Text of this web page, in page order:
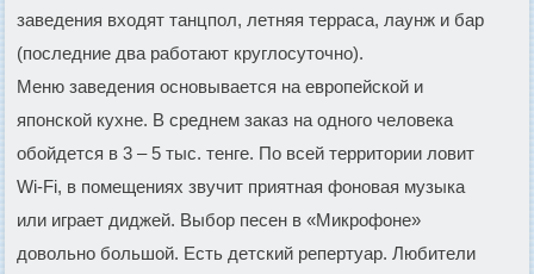
заведения входят танцпол, летняя терраса, лаунж и бар
(последние два работают круглосуточно).
Меню заведения основывается на европейской и
японской кухне. В среднем заказ на одного человека
обойдется в 3 – 5 тыс. тенге. По всей территории ловит
Wi-Fi, в помещениях звучит приятная фоновая музыка
или играет диджей. Выбор песен в «Микрофоне»
довольно большой. Есть детский репертуар. Любители